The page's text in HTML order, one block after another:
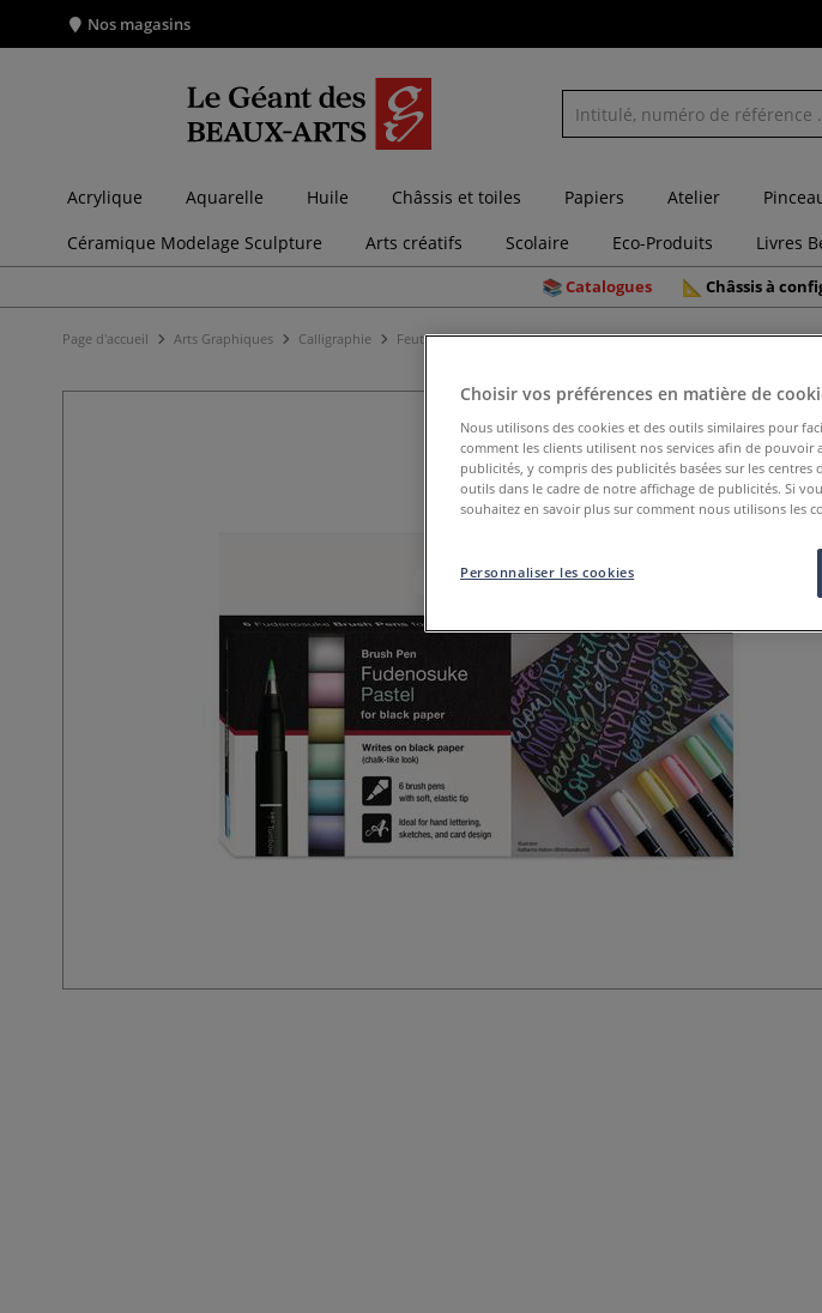
Nos magasins
Acrylique Aquarelle Huile Châssis et toiles Papiers Atelier
Céramique Modelage Sculpture
Arts créatifs Scolaire Eco-Produits Livres
Catalogues Châssis à
Page d'accueil Arts Graphiques Calligraphie Feutres pour la calligraphie Set de 6 feutres pastels Fudenosuke
Choisir vos préférences en matière de
Nous utilisons des cookies et des outils similaires pour
comment les clients utilisent nos services afin de
publicités, y compris des publicités basées sur les centres
outils dans le cadre de notre affichage de publicités. Si
souhaitez en savoir plus sur comment nous utilisons les
Personnaliser les cookies